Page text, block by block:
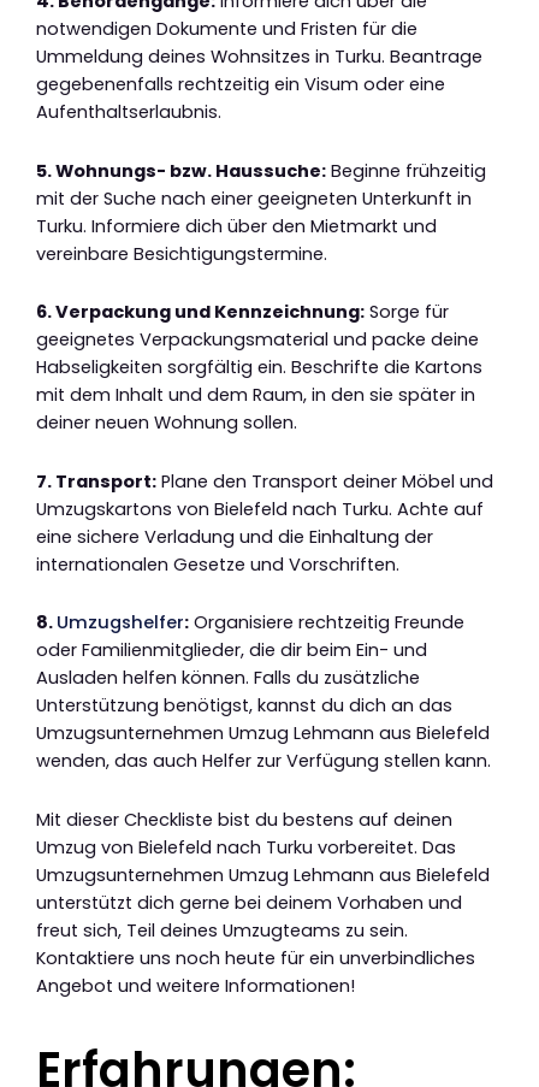
notwendigen Dokumente und Fristen für die
Ummeldung deines Wohnsitzes in Turku. Beantrage
gegebenenfalls rechtzeitig ein Visum oder eine
Aufenthaltserlaubnis.
5. Wohnungs- bzw. Haussuche: Beginne frühzeitig
mit der Suche nach einer geeigneten Unterkunft in
Turku. Informiere dich über den Mietmarkt und
vereinbare Besichtigungstermine.
6. Verpackung und Kennzeichnung: Sorge für
geeignetes Verpackungsmaterial und packe deine
Habseligkeiten sorgfältig ein. Beschrifte die Kartons
mit dem Inhalt und dem Raum, in den sie später in
deiner neuen Wohnung sollen.
7. Transport: Plane den Transport deiner Möbel und
Umzugskartons von Bielefeld nach Turku. Achte auf
eine sichere Verladung und die Einhaltung der
internationalen Gesetze und Vorschriften.
8. Umzugshelfer: Organisiere rechtzeitig Freunde
oder Familienmitglieder, die dir beim Ein- und
Ausladen helfen können. Falls du zusätzliche
Unterstützung benötigst, kannst du dich an das
Umzugsunternehmen Umzug Lehmann aus Bielefeld
wenden, das auch Helfer zur Verfügung stellen kann.
Mit dieser Checkliste bist du bestens auf deinen
Umzug von Bielefeld nach Turku vorbereitet. Das
Umzugsunternehmen Umzug Lehmann aus Bielefeld
unterstützt dich gerne bei deinem Vorhaben und
freut sich, Teil deines Umzugteams zu sein.
Kontaktiere uns noch heute für ein unverbindliches
Angebot und weitere Informationen!
Erfahrungen: